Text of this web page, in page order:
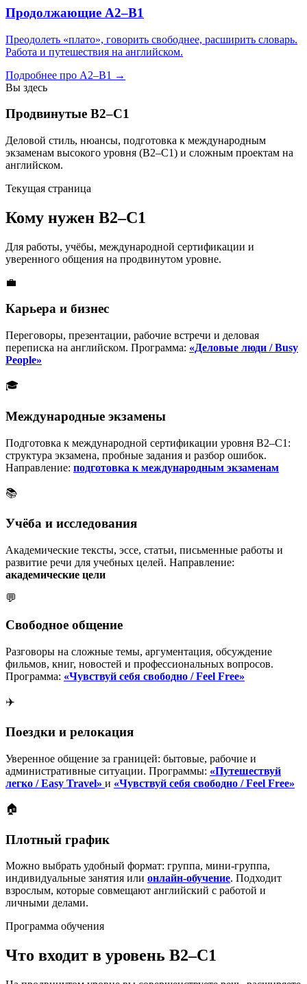
Продолжающие A2–B1
Преодолеть «плато», говорить свободнее, расширить словарь.
Работа и путешествия на английском.
Подробнее про A2–B1 →
Вы здесь
Продвинутые B2–C1
Деловой стиль, нюансы, подготовка к международным
экзаменам высокого уровня (В2–С1) и сложным проектам на
английском.
Текущая страница
Кому нужен B2–C1
Для работы, учёбы, международной сертификации и
уверенного общения на продвинутом уровне.
💼
Карьера и бизнес
Переговоры, презентации, рабочие встречи и деловая
переписка на английском. Программа: «Деловые люди / Busy
People»
🎓
Международные экзамены
Подготовка к международной сертификации уровня B2–C1:
структура экзамена, пробные задания и разбор ошибок.
Направление: подготовка к международным экзаменам
📚
Учёба и исследования
Академические тексты, эссе, статьи, письменные работы и
развитие речи для учебных целей. Направление:
академические цели
💬
Свободное общение
Разговоры на сложные темы, аргументация, обсуждение
фильмов, книг, новостей и профессиональных вопросов.
Программа: «Чувствуй себя свободно / Feel Free»
✈️
Поездки и релокация
Уверенное общение за границей: бытовые, рабочие и
административные ситуации. Программы: «Путешествуй
легко / Easy Travel» и «Чувствуй себя свободно / Feel Free»
🏠
Плотный график
Можно выбрать удобный формат: группа, мини-группа,
индивидуальные занятия или онлайн-обучение. Подходит
взрослым, которые совмещают английский с работой и
личными делами.
Программа обучения
Что входит в уровень B2–C1